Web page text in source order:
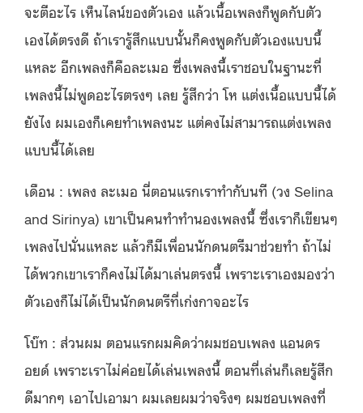
จะตีอะไร เห็นไลน์ของตัวเอง แล้วเนื้อเพลงก็พูดกับตัว
เองได้ตรงดี ถ้าเรารู้สึกแบบนั้นก็คงพูดกับตัวเองแบบนี้
แหละ อีกเพลงก็คือละเมอ ซึ่งเพลงนี้เราชอบในฐานะที่
เพลงนี้ไม่พูดอะไรตรงๆ เลย รู้สึกว่า โห แต่งเนื้อแบบนี้ได้
ยังไง ผมเองก็เคยทำเพลงนะ แต่คงไม่สามารถแต่งเพลง
แบบนี้ได้เลย
เดือน : เพลง ละเมอ นี่ตอนแรกเราทำกับนที (วง Selina
and Sirinya) เขาเป็นคนทำทำนองเพลงนี้ ซึ่งเราก็เขียนๆ
เพลงไปนั่นแหละ แล้วก็มีเพื่อนนักดนตรีมาช่วยทำ ถ้าไม่
ได้พวกเขาเราก็คงไม่ได้มาเล่นตรงนี้ เพราะเราเองมองว่า
ตัวเองก็ไม่ได้เป็นนักดนตรีที่เก่งกาจอะไร
โบ๊ท : ส่วนผม ตอนแรกผมคิดว่าผมชอบเพลง แอนดร
อยด์ เพราะเราไม่ค่อยได้เล่นเพลงนี้ ตอนที่เล่นก็เลยรู้สึก
ดีมากๆ เอาไปเอามา ผมเลยผมว่าจริงๆ ผมชอบเพลงที่